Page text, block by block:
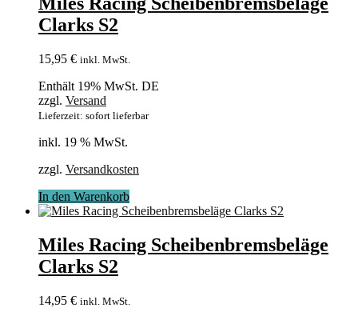
Clarks S2
15,95 € inkl. MwSt.
Enthält 19% MwSt. DE
zzgl. Versand
Lieferzeit: sofort lieferbar
inkl. 19 % MwSt.
zzgl. Versandkosten
In den Warenkorb
Miles Racing Scheibenbremsbeläge
Clarks S2
14,95 € inkl. MwSt.